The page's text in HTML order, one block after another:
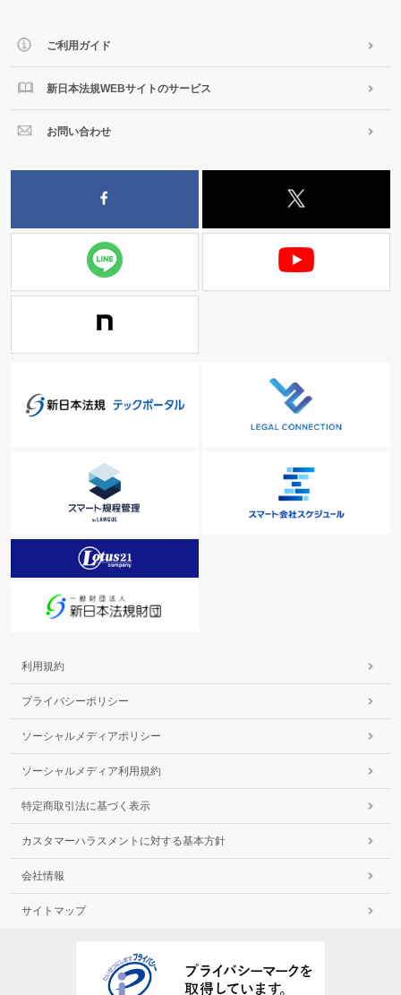
ご利用ガイド
新日本法規WEBサイトのサービス
お問い合わせ
利用規約
プライバシーポリシー
ソーシャルメディアポリシー
ソーシャルメディア利用規約
特定商取引法に基づく表示
カスタマーハラスメントに対する基本方針
会社情報
サイトマップ